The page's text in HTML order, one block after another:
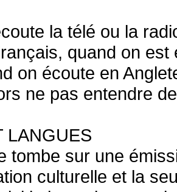
la télé ou la
quand on
on écoute en
ne pas entendre
LANGUES
tombe sur une
culturelle et la